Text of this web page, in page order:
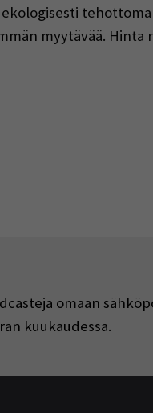
myytävää. Hinta
omaan
kuukaudessa.